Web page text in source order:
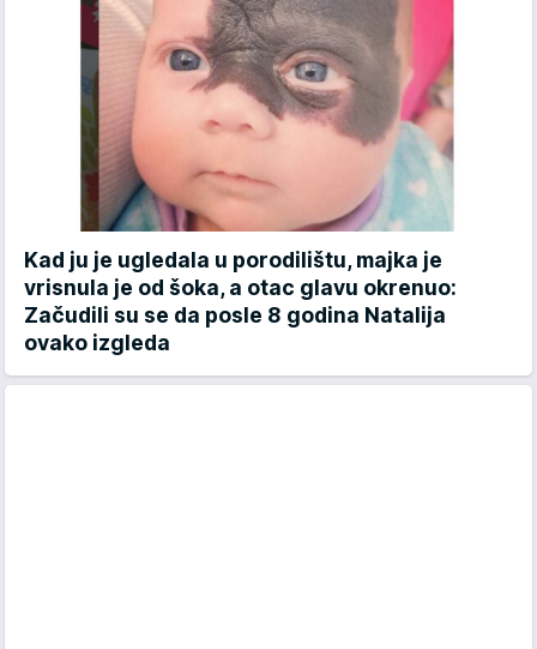
Kad ju je ugledala u porodilištu, majka je
vrisnula je od šoka, a otac glavu okrenuo:
Začudili su se da posle 8 godina Natalija
ovako izgleda